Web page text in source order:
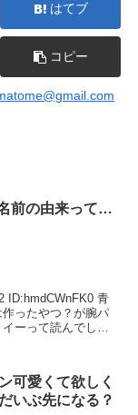
はてブ
コピー
前の由来って…
ID:hmdCWnFK0 青
ったやつ？が腕パ
ーって読んでしま
可愛くて欲しく
いぶ先になる？